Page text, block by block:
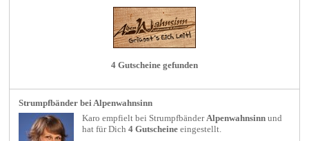
4 Gutscheine gefunden
Strumpfbänder bei Alpenwahnsinn
Karo empfielt bei Strumpfbänder Alpenwahnsinn und
hat für Dich4 Gutscheine eingestellt.